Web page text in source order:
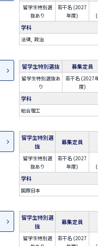
留学生特別選
抜あり
若干名 (2027
年度)
学科
法律 政治
留学生特別選抜 募集定員
留学生特別選抜あ
り
若干名 (2027
度)
学科
総合理工
留学生特別選
抜
募集定員
留学生特別選
抜あり
若干名 (2027
年度)
学科
国際日本
留学生特別選
抜
募集定員
留学生特別選
若干名 (2027